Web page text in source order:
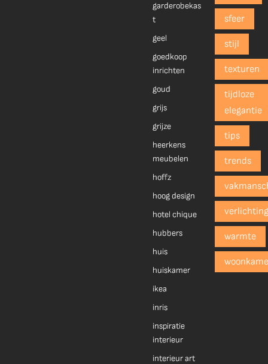
garderobekas
t
geel
goedkoop
inrichten
goud
grijs
grijze
heerkens
meubelen
hoffz
hoog design
hotel chique
hubbers
huis
huiskamer
ikea
inris
inspiratie
interieur
interieur art
sfeer
stijl
texturen
tijdloze
elegantie
tips
trends
warmte